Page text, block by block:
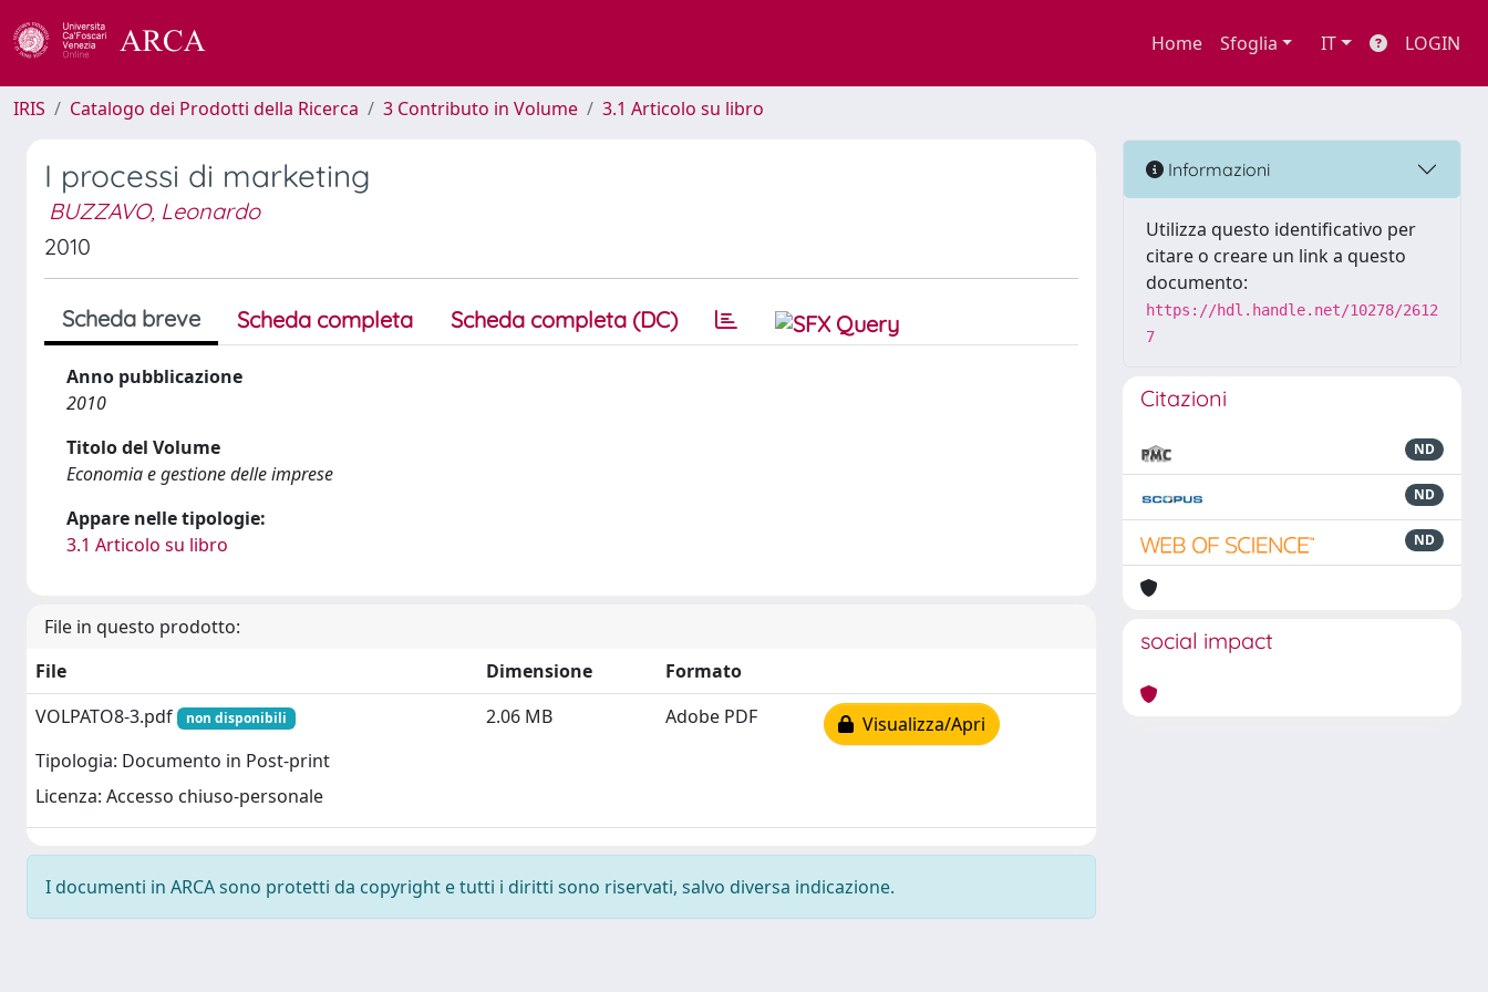
Home Sfoglia IT LOGIN
IRIS Catalogo dei Prodotti della Ricerca 3 Contributo in Volume 3.1 Articolo su libro
I processi di marketing
BUZZAVO, Leonardo
2010
Scheda breve Scheda completa Scheda completa (DC)
Anno pubblicazione
2010
Titolo del Volume
Economia e gestione delle imprese
Appare nelle tipologie:
3.1 Articolo su libro
File in questo prodotto:
File
Dimensione
Formato
VOLPATO8-3.pdf
non disponibili
Tipologia: Documento in Post-print
Licenza: Accesso chiuso-personale
2.06 MB Adobe PDF Visualizza/Apri
I documenti in ARCA sono protetti da copyright e tutti i diritti sono riservati, salvo diversa indicazione.
Informazioni
Utilizza questo identificativo per
citare o creare un link a questo
documento:
https://hdl.handle.net/10278/2612
7
Citazioni
ND
ND
ND
social impact